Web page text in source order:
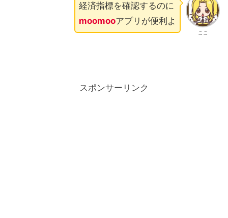
ここ
経済指標を確認するのに
moomooアプリが便利よ
スポンサーリンク